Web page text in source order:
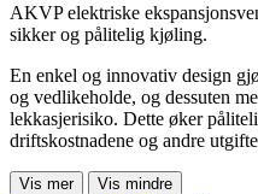
AKVP elektriske
sikker og pålitelig kjøling.
En enkel og innovativ design
og vedlikeholde, og dessuten
lekkasjerisiko. Dette øker
driftskostnadene og andre
Vis mer Vis mindre